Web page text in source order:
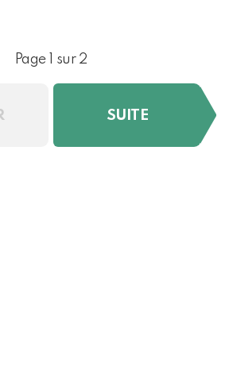
Page 1 sur 2
SUITE